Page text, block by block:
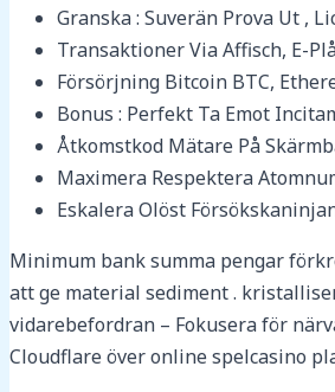
Granska : Suverän Prova Ut ,
Transaktioner Via Affisch, E-
Försörjning Bitcoin BTC,
Bonus : Perfekt Ta Emot
Åtkomstkod Mätare På
Maximera Respektera
Eskalera Olöst
Minimum bank summa pengar
att ge material sediment .
vidarebefordran – Fokusera för
Cloudflare över online spelcasino